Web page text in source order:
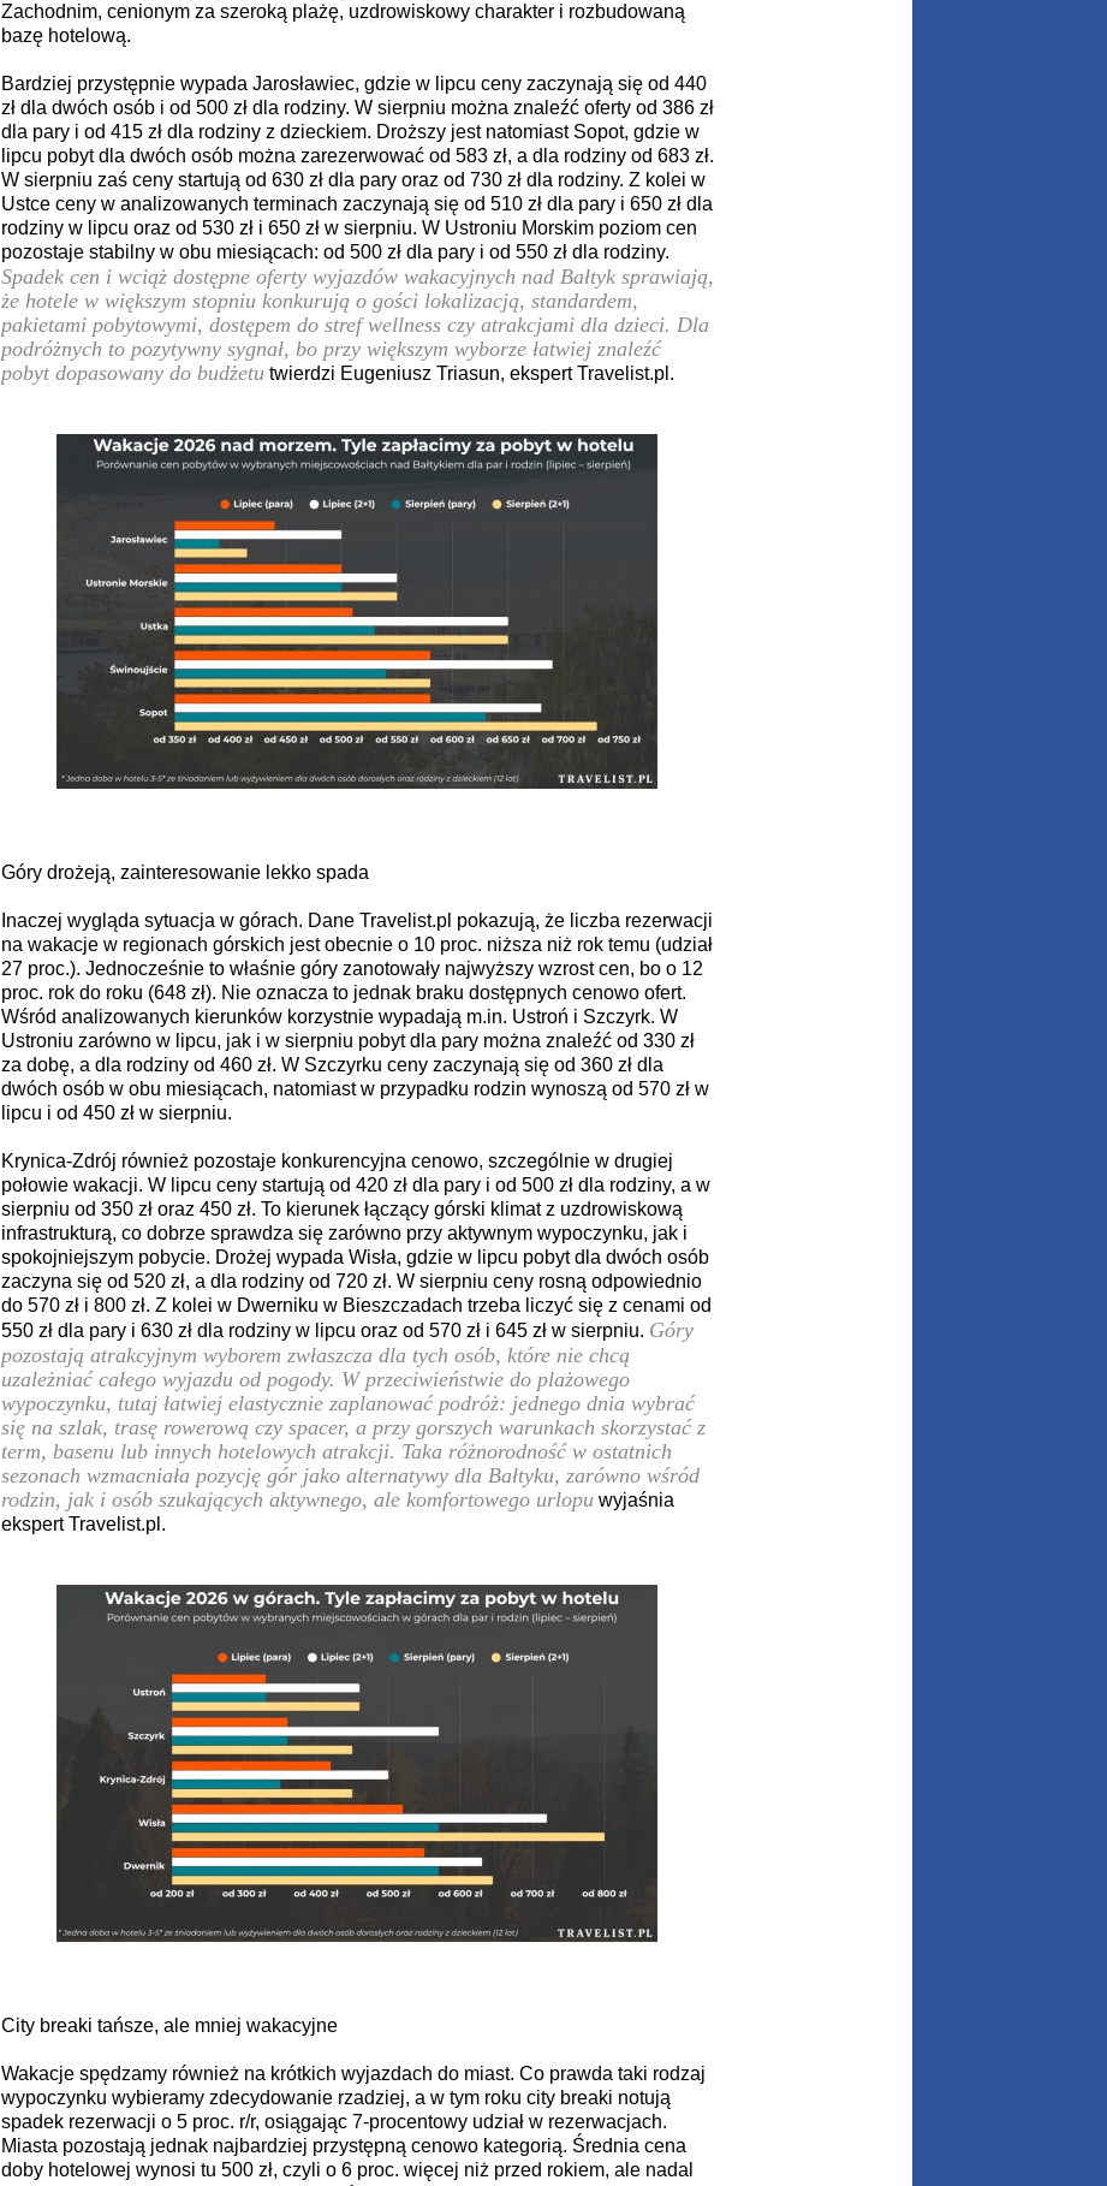
Zachodnim, cenionym za szeroką plażę, uzdrowiskowy charakter i rozbudowaną
bazę hotelową.
Bardziej przystępnie wypada Jarosławiec, gdzie w lipcu ceny zaczynają się od 440
zł dla dwóch osób i od 500 zł dla rodziny. W sierpniu można znaleźć oferty od 386 zł
dla pary i od 415 zł dla rodziny z dzieckiem. Droższy jest natomiast Sopot, gdzie w
lipcu pobyt dla dwóch osób można zarezerwować od 583 zł, a dla rodziny od 683 zł.
W sierpniu zaś ceny startują od 630 zł dla pary oraz od 730 zł dla rodziny. Z kolei w
Ustce ceny w analizowanych terminach zaczynają się od 510 zł dla pary i 650 zł dla
rodziny w lipcu oraz od 530 zł i 650 zł w sierpniu. W Ustroniu Morskim poziom cen
pozostaje stabilny w obu miesiącach: od 500 zł dla pary i od 550 zł dla rodziny.
Spadek cen i wciąż dostępne oferty wyjazdów wakacyjnych nad Bałtyk sprawiają,
że hotele w większym stopniu konkurują o gości lokalizacją, standardem,
pakietami pobytowymi, dostępem do stref wellness czy atrakcjami dla dzieci. Dla
podróżnych to pozytywny sygnał, bo przy większym wyborze łatwiej znaleźć
pobyt dopasowany do budżetutwierdzi Eugeniusz Triasun, ekspert Travelist.pl.
Góry drożeją, zainteresowanie lekko spada
Inaczej wygląda sytuacja w górach. Dane Travelist.pl pokazują, że liczba rezerwacji
na wakacje w regionach górskich jest obecnie o 10 proc. niższa niż rok temu (udział
27 proc.). Jednocześnie to właśnie góry zanotowały najwyższy wzrost cen, bo o 12
proc. rok do roku (648 zł). Nie oznacza to jednak braku dostępnych cenowo ofert.
Wśród analizowanych kierunków korzystnie wypadają m.in. Ustroń i Szczyrk. W
Ustroniu zarówno w lipcu, jak i w sierpniu pobyt dla pary można znaleźć od 330 zł
za dobę, a dla rodziny od 460 zł. W Szczyrku ceny zaczynają się od 360 zł dla
dwóch osób w obu miesiącach, natomiast w przypadku rodzin wynoszą od 570 zł w
lipcu i od 450 zł w sierpniu.
Krynica-Zdrój również pozostaje konkurencyjna cenowo, szczególnie w drugiej
połowie wakacji. W lipcu ceny startują od 420 zł dla pary i od 500 zł dla rodziny, a w
sierpniu od 350 zł oraz 450 zł. To kierunek łączący górski klimat z uzdrowiskową
infrastrukturą, co dobrze sprawdza się zarówno przy aktywnym wypoczynku, jak i
spokojniejszym pobycie. Drożej wypada Wisła, gdzie w lipcu pobyt dla dwóch osób
zaczyna się od 520 zł, a dla rodziny od 720 zł. W sierpniu ceny rosną odpowiednio
do 570 zł i 800 zł. Z kolei w Dwerniku w Bieszczadach trzeba liczyć się z cenami od
550 zł dla pary i 630 zł dla rodziny w lipcu oraz od 570 zł i 645 zł w sierpniu. Góry
pozostają atrakcyjnym wyborem zwłaszcza dla tych osób, które nie chcą
uzależniać całego wyjazdu od pogody. W przeciwieństwie do plażowego
wypoczynku, tutaj łatwiej elastycznie zaplanować podróż: jednego dnia wybrać
się na szlak, trasę rowerową czy spacer, a przy gorszych warunkach skorzystać z
term, basenu lub innych hotelowych atrakcji. Taka różnorodność w ostatnich
sezonach wzmacniała pozycję gór jako alternatywy dla Bałtyku, zarówno wśród
rodzin, jak i osób szukających aktywnego, ale komfortowego urlopuwyjaśnia
ekspert Travelist.pl.
City breaki tańsze, ale mniej wakacyjne
Wakacje spędzamy również na krótkich wyjazdach do miast. Co prawda taki rodzaj
wypoczynku wybieramy zdecydowanie rzadziej, a w tym roku city breaki notują
spadek rezerwacji o 5 proc. r/r, osiągając 7-procentowy udział w rezerwacjach.
Miasta pozostają jednak najbardziej przystępną cenowo kategorią. Średnia cena
doby hotelowej wynosi tu 500 zł, czyli o 6 proc. więcej niż przed rokiem, ale nadal